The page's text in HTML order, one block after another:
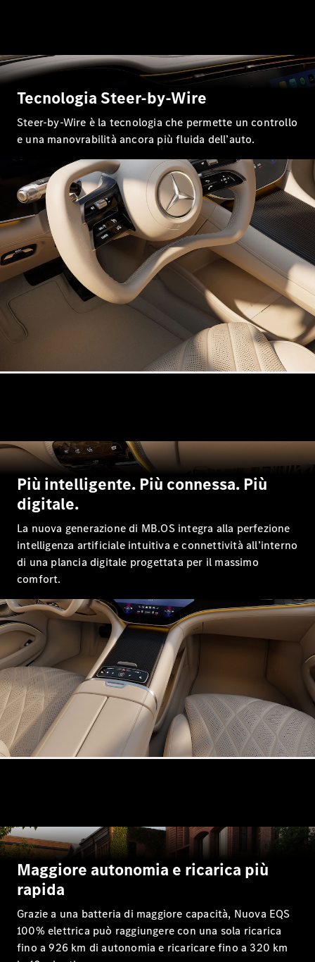
Tutti i SUV
SUV
Elettrica
EQS
SUV
Elettrica
Mercedes-
Maybach
EQS SUV
Elettrica
GLA
GLA
Nuova
GLA Nuova Elettrica
GLB Nuova Elettrica
GLB Nuova
GLC Nuova Elettrica
GLC
GLC Coupé
Classe
G
Elettrica
Classe G
Test Drive
Configuratore
Mercedes-
Benz Store
Station Wagon
Tutte le
Station
Wagon
CLA
Shooting
Elettrica
Classe C
Station
Wagon
Classe C
All-Terrain
Classe E
Station
Wagon
Classe E All-
Tecnologia Steer-by-Wire
Steer-by-Wire è la tecnologia che permette un controllo
e una manovrabilità ancora più fluida dell’auto.
Più intelligente. Più connessa. Più
digitale.
La nuova generazione di MB.OS integra alla perfezione
intelligenza artificiale intuitiva e connettività all’interno
di una plancia digitale progettata per il massimo
comfort.
Maggiore autonomia e ricarica più
rapida
Grazie a una batteria di maggiore capacità, Nuova EQS
100% elettrica può raggiungere con una sola ricarica
fino a 926 km di autonomia e ricaricare fino a 320 km